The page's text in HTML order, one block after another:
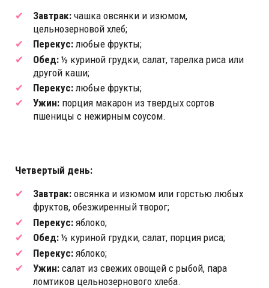
Завтрак: чашка овсянки и изюмом,
цельнозерновой хлеб;
Перекус: любые фрукты;
Обед: ½ куриной грудки, салат, тарелка риса или
другой каши;
Перекус: любые фрукты;
Ужин: порция макарон из твердых сортов
пшеницы с нежирным соусом.
Четвертый день:
Завтрак: овсянка и изюмом или горстью любых
фруктов, обезжиренный творог;
Перекус: яблоко;
Обед: ½ куриной грудки, салат, порция риса;
Перекус: яблоко;
Ужин: салат из свежих овощей с рыбой, пара
ломтиков цельнозернового хлеба.